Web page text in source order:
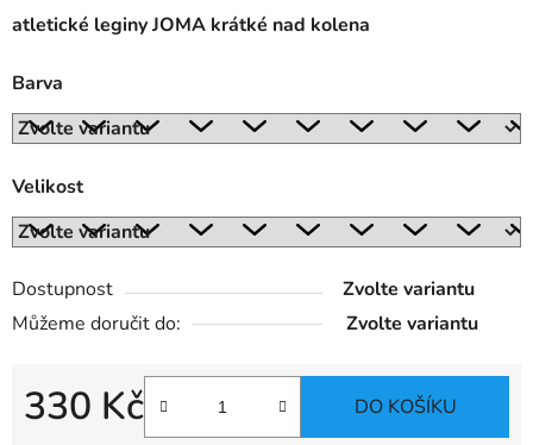
atletické leginy JOMA krátké nad kolena
Barva
Velikost
Dostupnost
Zvolte variantu
Můžeme doručit do:
Zvolte variantu
330 Kč DO KOŠÍKU